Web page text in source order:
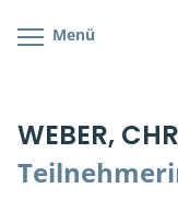
Menü
WEBER,
Cranial/Neurale
Parietale
Bonus-Programm
Teilnehmerliste
Stellenbörse